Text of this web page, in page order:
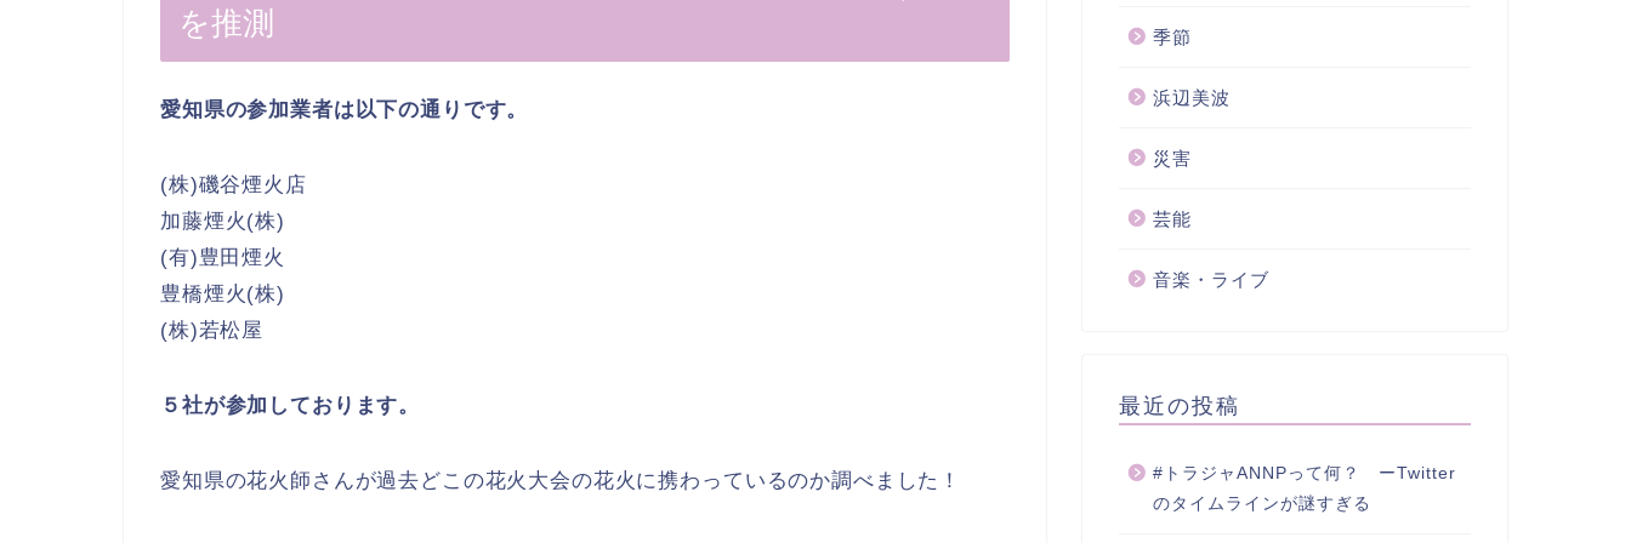
を推測
愛知県の参加業者は以下の通りです。
(株)磯谷煙火店
加藤煙火(株)
(有)豊田煙火
豊橋煙火(株)
(株)若松屋
５社が参加しております。
愛知県の花火師さんが過去どこの花火大会の花火に携わっているのか調べました！
季節
浜辺美波
災害
芸能
音楽・ライブ
最近の投稿
#トラジャANNPって何？ ーTwitter
のタイムラインが謎すぎる